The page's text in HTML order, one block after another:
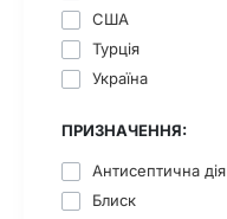
США
Турція
Україна
ПРИЗНАЧЕННЯ:
Антисептична дія
Блиск